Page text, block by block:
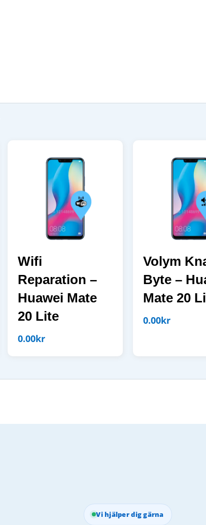
Wifi
Reparation –
Huawei Mate
20 Lite
0.00kr
Volym
Byte –
Mate 20
0.00kr
Vi hjälper dig gärna